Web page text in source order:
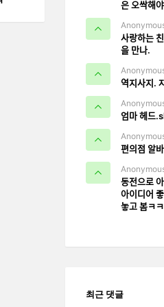
은
사랑하는
을 만나.
역지사지.
엄마
편의점
아이디어
놓고 봄ㅋㅋ
최근 댓글